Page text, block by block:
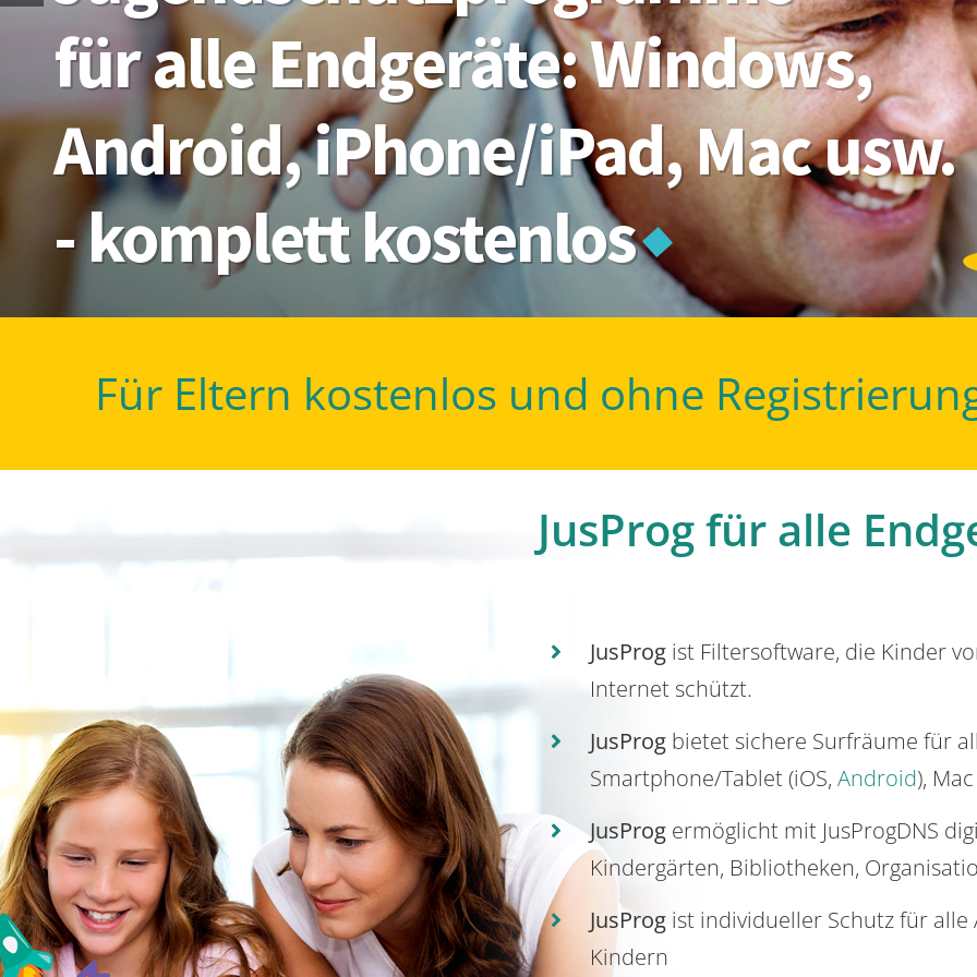
- komplett kostenlos
Android, iPhone/iPad, Mac usw.
für alle Endgeräte: Windows,
Für Eltern kostenlos und ohne
JusProg für alle
JusProgist Filtersoftware, die Kinder
Internet schützt.
JusProgbietet sichere Surfräume für
Smartphone/Tablet (iOS, Android),
JusProg ermöglicht mit JusProgDNS
Kindergärten, Bibliotheken,
JusProgist individueller Schutz für alle
Kindern